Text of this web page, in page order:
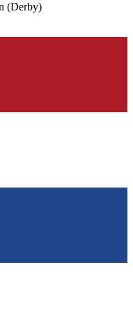
(Derby)